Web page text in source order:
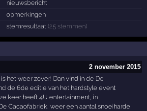
nieuwsbericht
opmerkingen
stemresultaat (25 stemmen)
2 november 2015
het weer zover! Dan vind in de De
de 6de editie van het hardstyle event
keer heeft 4U entertainment, in
Cacaofabriek, weer een aantal snoeiharde